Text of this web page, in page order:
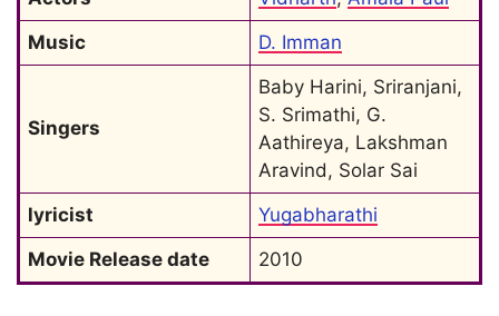
Music
D. Imman
Singers
Baby Harini, Sriranjani,
S. Srimathi, G.
Aathireya, Lakshman
Aravind, Solar Sai
lyricist
Yugabharathi
Movie Release date
2010